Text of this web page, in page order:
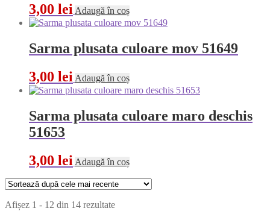
3,00 lei Adaugă în coș
Sarma plusata culoare mov 51649
3,00 lei Adaugă în coș
Sarma plusata culoare maro deschis
51653
3,00 lei Adaugă în coș
Afișez 1 - 12 din 14 rezultateSortat